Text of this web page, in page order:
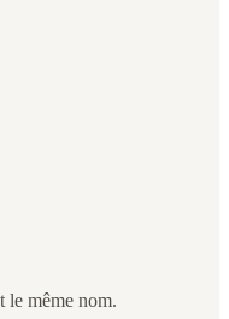
le même nom.